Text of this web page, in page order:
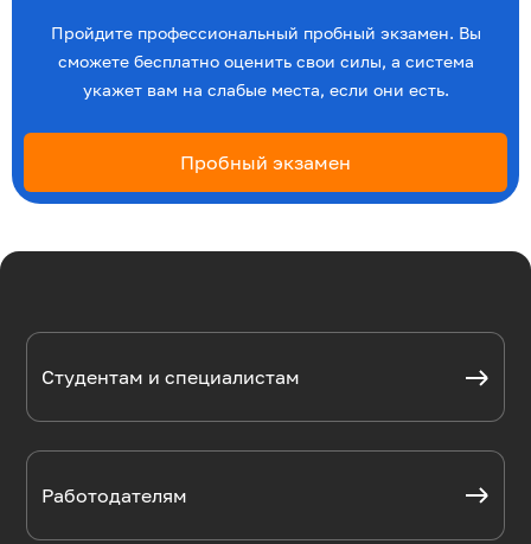
Пройдите профессиональный пробный экзамен. Вы
сможете бесплатно оценить свои силы, а система
укажет вам на слабые места, если они есть.
Пробный экзамен
Студентам и специалистам
Работодателям